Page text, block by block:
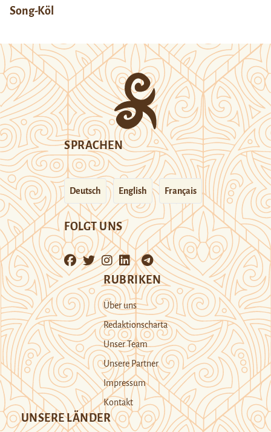
Song-Köl
SPRACHEN
Deutsch English Français
FOLGT UNS
RUBRIKEN
Über uns
Redaktionscharta
Unser Team
Unsere Partner
Impressum
Kontakt
UNSERE LÄNDER